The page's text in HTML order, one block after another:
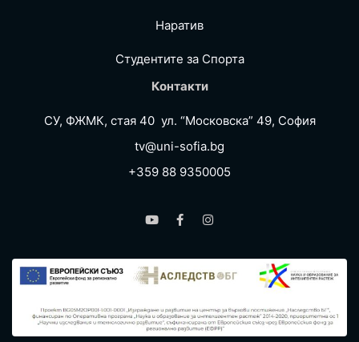
Наратив
Студентите за Спортa
Контакти
СУ, ФЖМК, стая 40 ул. “Московска” 49, София
tv@uni-sofia.bg
+359 88 9350005